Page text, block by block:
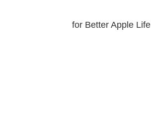
for Better Apple Life